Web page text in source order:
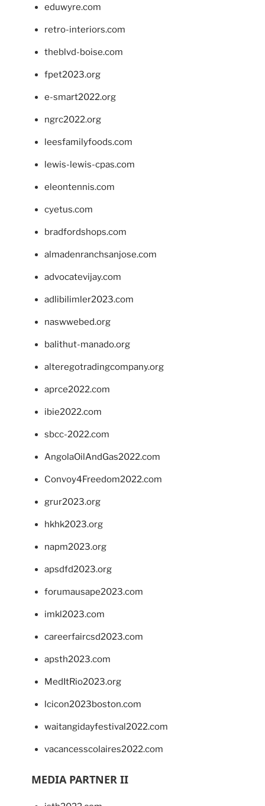
eduwyre.com
retro-interiors.com
theblvd-boise.com
fpet2023.org
e-smart2022.org
ngrc2022.org
leesfamilyfoods.com
lewis-lewis-cpas.com
eleontennis.com
cyetus.com
bradfordshops.com
almadenranchsanjose.com
advocatevijay.com
adlibilimler2023.com
naswwebed.org
balithut-manado.org
alteregotradingcompany.org
aprce2022.com
ibie2022.com
sbcc-2022.com
AngolaOilAndGas2022.com
Convoy4Freedom2022.com
grur2023.org
hkhk2023.org
napm2023.org
apsdfd2023.org
forumausape2023.com
imkl2023.com
careerfaircsd2023.com
apsth2023.com
MedItRio2023.org
lcicon2023boston.com
waitangidayfestival2022.com
vacancesscolaires2022.com
MEDIA PARTNER II